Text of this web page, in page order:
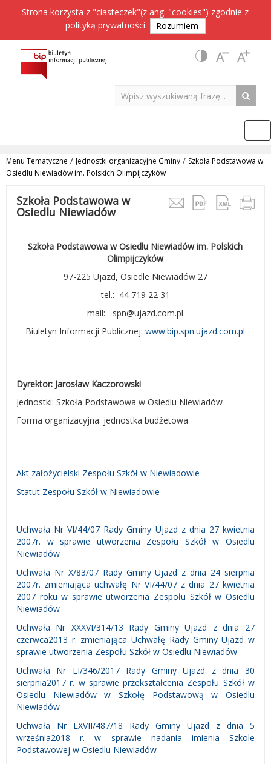
Strona korzysta z "ciasteczek"(z ang. "cookies") zgodnie z
polityką prywatności. Rozumiem
Menu Tematyczne / Jednostki organizacyjne Gminy / Szkoła Podstawowa w
Osiedlu Niewiadów im. Polskich Olimpijczyków
Szkoła Podstawowa w
Osiedlu Niewiadów
Szkoła Podstawowa w Osiedlu Niewiadów im. Polskich
Olimpijczyków
97-225 Ujazd, Osiedle Niewiadów 27
tel.: 44 719 22 31
mail:
spn@ujazd.com.pl
Biuletyn Informacji Publicznej:www.bip.spn.ujazd.com.pl
Dyrektor: Jarosław Kaczorowski
Jednostki: Szkoła Podstawowa w Osiedlu Niewiadów
Forma organizacyjna: jednostka budżetowa
Akt założycielski Zespołu Szkół w Niewiadowie
Statut Zespołu Szkół w Niewiadowie
Uchwała Nr VI/44/07 Rady Gminy Ujazd z dnia 27 kwietnia
2007r. w sprawie utworzenia Zespołu Szkół w Osiedlu
Niewiadów
Uchwała Nr X/83/07 Rady Gminy Ujazd z dnia 24 sierpnia
2007r. zmieniająca uchwałę Nr VI/44/07 z dnia 27 kwietnia
2007 roku w sprawie utworzenia Zespołu Szkół w Osiedlu
Niewiadów
Uchwała Nr XXXVI/314/13 Rady Gminy Ujazd z dnia 27
czerwca2013 r. zmieniająca Uchwałę Rady Gminy Ujazd w
sprawie utworzenia Zespołu Szkół w Osiedlu Niewiadów
Uchwała Nr LI/346/2017 Rady Gminy Ujazd z dnia 30
sierpnia2017 r. w sprawie przekształcenia Zespołu Szkół w
Osiedlu Niewiadów w Szkołę Podstawową w Osiedlu
Niewiadów
Uchwała Nr LXVII/487/18 Rady Gminy Ujazd z dnia 5
września2018 r. w sprawie nadania imienia Szkole
Podstawowej w Osiedlu Niewiadów